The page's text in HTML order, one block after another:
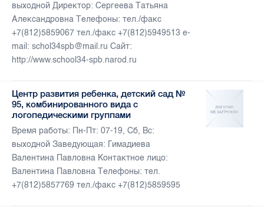
выходной Директор: Сергеева Татьяна
Александровна Телефоны: тел./факс
+7(812)5859067 тел./факс +7(812)5949513 e-
mail: schol34spb@mail.ru Сайт:
http://www.school34-spb.narod.ru
Центр развития ребенка, детский сад №
95, комбинированного вида с
логопедическими группами
Время работы: Пн-Пт: 07-19, Сб, Вс:
выходной Заведующая: Гимадиева
Валентина Павловна Контактное лицо:
Валентина Павловна Телефоны: тел.
+7(812)5857769 тел./факс +7(812)5859595